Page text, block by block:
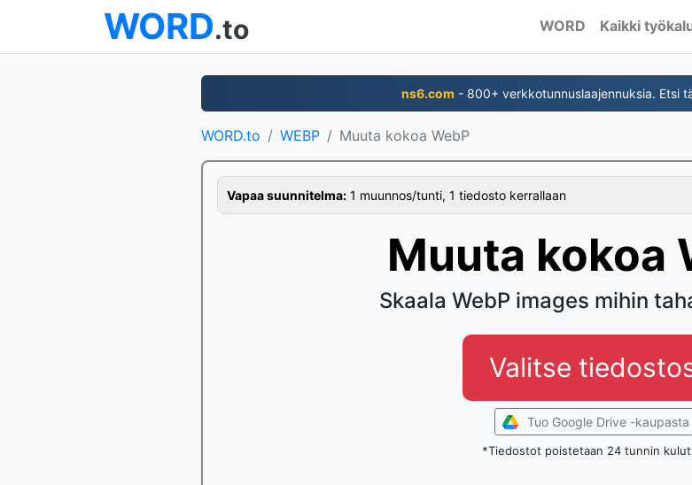
WORD.to WORD Kaikki
ns6.com - 800+ verkkotunnuslaajennuksia. Etsi
WORD.to WEBP Muuta kokoa WebP
Vapaa suunnitelma: 1 muunnos/tunti, 1 tiedosto kerrallaan
Muuta kokoa
Skaala WebP images mihin
Valitse
Tuo Google Drive -kaupasta
*Tiedostot poistetaan 24 tunnin